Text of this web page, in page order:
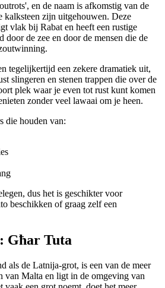
en de naam is afkomstig van de
kalksteen zijn uitgehouwen. Deze
vlak bij Rabat en heeft een rustige
door de zee en door de mensen die de
tegelijkertijd een zekere dramatiek uit,
slingeren en stenen trappen die over de
plek waar je even tot rust kunt komen
zonder veel lawaai om je heen.
die houden van:
dus het is geschikter voor
beschikken of graag zelf een
Għar Tuta
als de Latnija-grot, is een van de meer
van Malta en ligt in de omgeving van